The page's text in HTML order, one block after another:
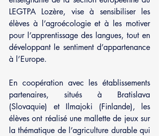
LEGTPA Lozère, vise à sensibiliser les
élèves à l’agroécologie et à les motiver
pour l’apprentissage des langues, tout en
développant le sentiment d’appartenance
à l’Europe.
En coopération avec les établissements
partenaires, situés à Bratislava
(Slovaquie) et Ilmajoki (Finlande), les
élèves ont réalisé une mallette de jeux sur
la thématique de l’agriculture durable qui